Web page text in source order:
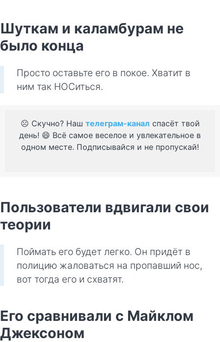
Шуткам и каламбурам не
было конца
Просто оставьте его в покое. Хватит в
ним так НОСиться.
☹️ Скучно? Наш телеграм-канал спасёт твой
день! 😄 Всё самое веселое и увлекательное в
одном месте. Подписывайся и не пропускай!
Пользователи вдвигали свои
теории
Поймать его будет легко. Он придёт в
полицию жаловаться на пропавший нос,
вот тогда его и схватят.
Его сравнивали с Майклом
Джексоном